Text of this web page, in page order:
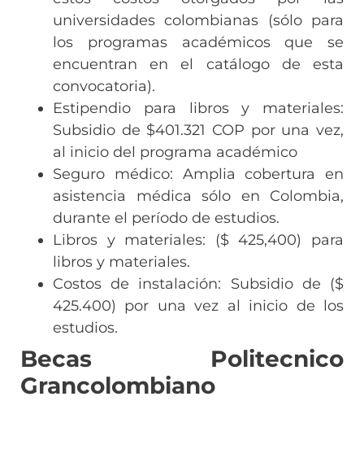
universidades colombianas (sólo para
los programas académicos que se
encuentran en el catálogo de esta
convocatoria).
Estipendio para libros y materiales:
Subsidio de $401.321 COP por una vez,
al inicio del programa académico
Seguro médico: Amplia cobertura en
asistencia médica sólo en Colombia,
durante el período de estudios.
Libros y materiales: ($ 425,400) para
libros y materiales.
Costos de instalación: Subsidio de ($
425.400) por una vez al inicio de los
estudios.
Becas Politecnico
Grancolombiano